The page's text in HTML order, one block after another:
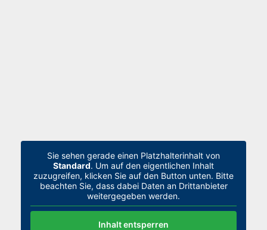
Sie sehen gerade einen Platzhalterinhalt von
Standard. Um auf den eigentlichen Inhalt
zuzugreifen, klicken Sie auf den Button unten. Bitte
beachten Sie, dass dabei Daten an Drittanbieter
weitergegeben werden.
Inhalt entsperren